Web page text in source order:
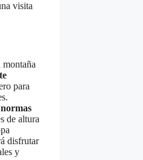
visita
montaña
para
normas
de altura
disfrutar
y